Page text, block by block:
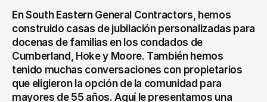
En South Eastern General Contractors, hemos
construido casas de jubilación personalizadas para
docenas de familias en los condados de
Cumberland, Hoke y Moore. También hemos
tenido muchas conversaciones con propietarios
que eligieron la opción de la comunidad para
mayores de 55 años. Aquí le presentamos una